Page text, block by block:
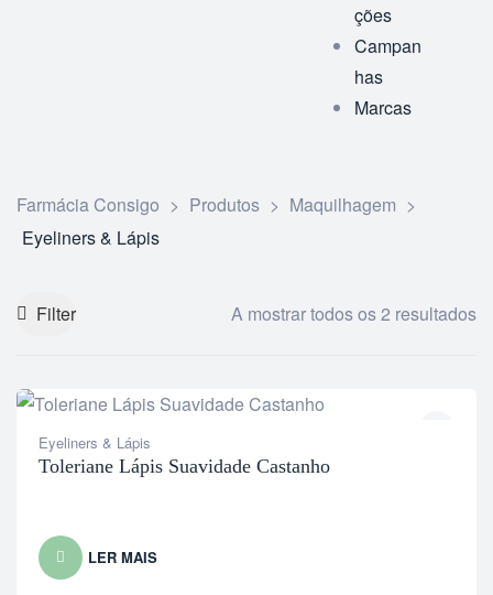
ções
Campan
has
Marcas
Farmácia Consigo > Produtos > Maquilhagem >
Eyeliners & Lápis
Filter A mostrar todos os 2 resultados
Eyeliners & Lápis
Toleriane Lápis Suavidade Castanho
LER MAIS